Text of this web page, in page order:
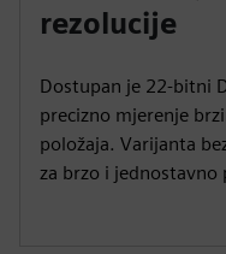
rezolucije
Dostupan je 22-bitni
precizno mjerenje
položaja. Varijanta
za brzo i